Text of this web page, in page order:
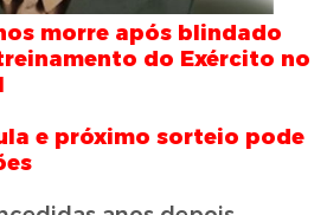
morre após blindado
do Exército no
e próximo sorteio pode